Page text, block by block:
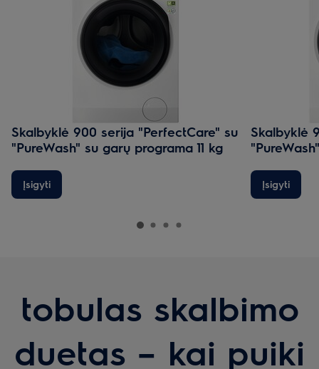
Skalbyklė 900 serija "PerfectCare" su
"PureWash" su garų programa 11 kg
Įsigyti
Skalbyklė
Įsigyti
tobulas skalbimo
duetas – kai puiki